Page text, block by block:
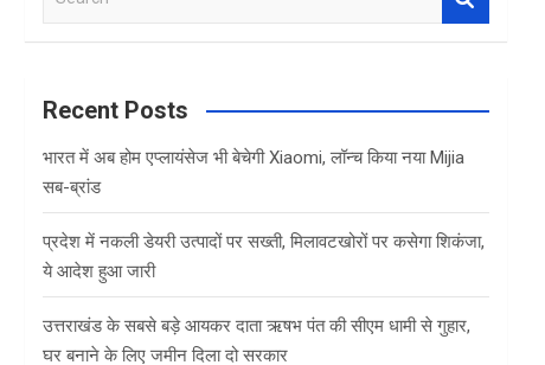
a
c
Recent Posts
भारत में अब होम एप्लायंसेज भी बेचेगी Xiaomi, लॉन्च किया नया Mijia
सब-ब्रांड
प्रदेश में नकली डेयरी उत्पादों पर सख्ती, मिलावटखोरों पर कसेगा शिकंजा,
ये आदेश हुआ जारी
उत्तराखंड के सबसे बड़े आयकर दाता ऋषभ पंत की सीएम धामी से गुहार,
घर बनाने के लिए जमीन दिला दो सरकार